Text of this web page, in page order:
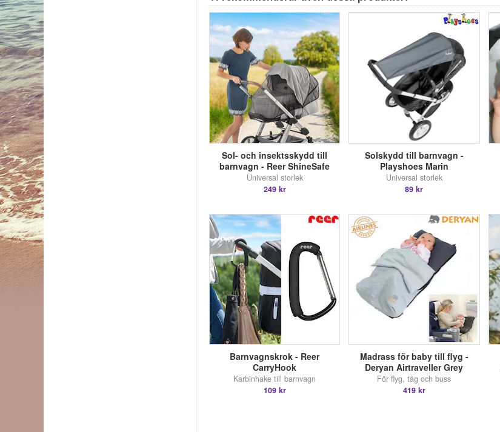
Sol- och insektsskydd till
barnvagn - Reer ShineSafe
Universal storlek
249 kr
Solskydd till barnvagn -
Playshoes Marin
Universal storlek
89 kr
Barnvagnskrok - Reer
CarryHook
Karbinhake till barnvagn
109 kr
Madrass för baby till flyg -
Deryan Airtraveller Grey
För flyg, tåg och buss
419 kr